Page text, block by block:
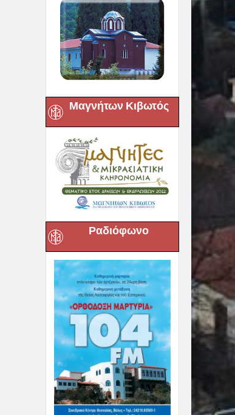
Μαγνήτων Κιβωτός
Ραδιόφωνο